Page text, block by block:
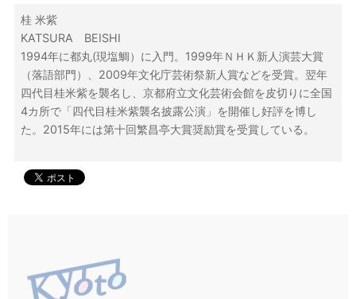
桂 米紫
KATSURA BEISHI
1994年に都丸(現塩鯛）に入門。1999年ＮＨＫ新人演芸大賞
（落語部門）、2009年文化庁芸術祭新人賞などを受賞。翌年
四代目桂米紫を襲名し、京都府立文化芸術会館を皮切りに全国
4カ所で「四代目桂米紫襲名披露公演」を開催し好評を博し
た。2015年には第十回繁昌亭大賞奨励賞を受賞している。